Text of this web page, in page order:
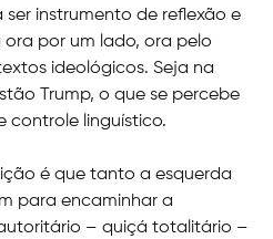
instrumento de reflexão e
por um lado, ora pelo
ideológicos. Seja na
Trump, o que se percebe
controle linguístico.
é que tanto a esquerda
para encaminhar a
– quiçá totalitário –